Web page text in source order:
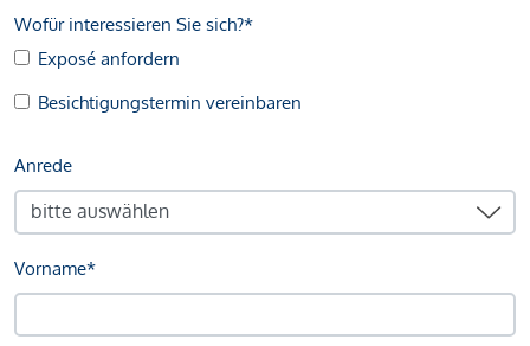
Wofür interessieren Sie sich?*
Exposé anfordern
Besichtigungstermin vereinbaren
Anrede
Vorname*